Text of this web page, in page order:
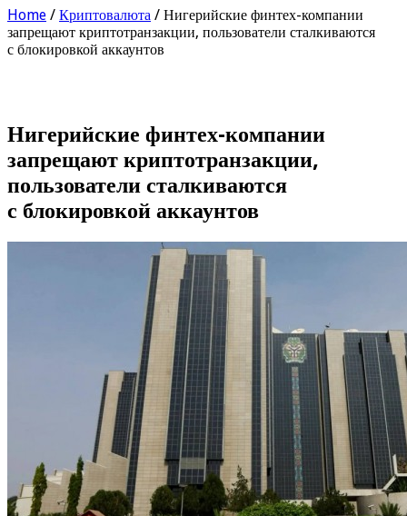
Home / Криптовалюта / Нигерийские финтех-компании
запрещают криптотранзакции, пользователи сталкиваются
с блокировкой аккаунтов
Нигерийские финтех-компании
запрещают криптотранзакции,
пользователи сталкиваются
с блокировкой аккаунтов